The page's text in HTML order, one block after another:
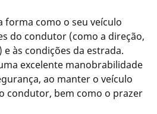
forma como o seu veículo
do condutor (como a direção,
às condições da estrada.
excelente manobrabilidade
ao manter o veículo
condutor, bem como o prazer